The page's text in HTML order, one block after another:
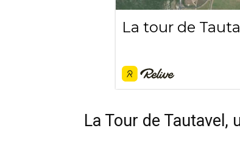
La Tour de Tautavel,